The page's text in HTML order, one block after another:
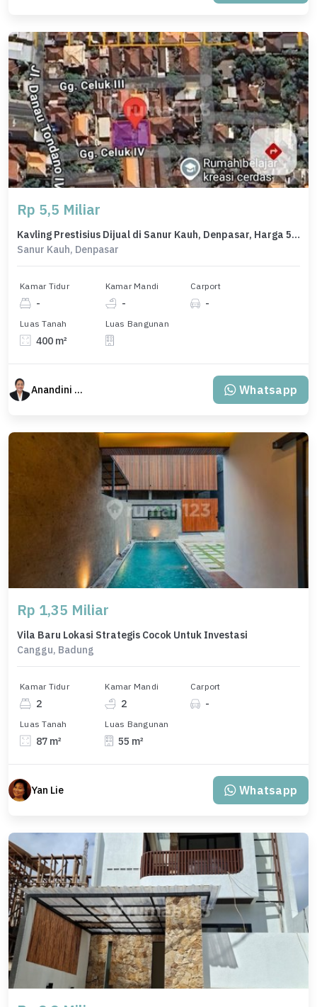
Rp 5,5 Miliar
Kavling Prestisius Dijual di Sanur Kauh, Denpasar, Harga 5,5 Miliar
Sanur Kauh, Denpasar
Kamar Tidur
-
Kamar Mandi
-
Carport
-
Luas Tanah
400 m²
Luas Bangunan
Anandini Property Whatsapp
Rp 1,35 Miliar
Vila Baru Lokasi Strategis Cocok Untuk Investasi
Canggu, Badung
Kamar Tidur
2
Kamar Mandi
2
Carport
-
Luas Tanah
87 m²
Luas Bangunan
55 m²
Yan Lie Whatsapp